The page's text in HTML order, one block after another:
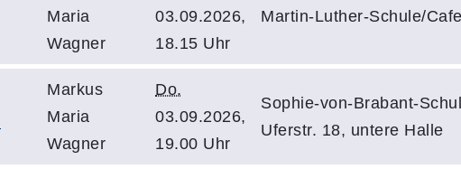
Maria
Wagner
03.09.2026,
18.15 Uhr
Martin-Luther-Schule/
Markus
Maria
Wagner
Do.
03.09.2026,
19.00 Uhr
Sophie-von-Brabant-
Uferstr. 18, untere Halle